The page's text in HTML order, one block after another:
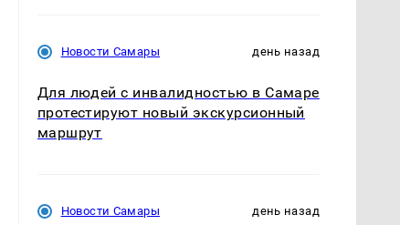
Новости Самары день назад
Для людей с инвалидностью в Самаре
протестируют новый экскурсионный
маршрут
Новости Самары день назад